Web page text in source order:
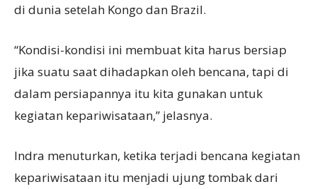
di dunia setelah Kongo dan Brazil.
“Kondisi-kondisi ini membuat kita harus bersiap
jika suatu saat dihadapkan oleh bencana, tapi di
dalam persiapannya itu kita gunakan untuk
kegiatan kepariwisataan,” jelasnya.
Indra menuturkan, ketika terjadi bencana kegiatan
kepariwisataan itu menjadi ujung tombak dari